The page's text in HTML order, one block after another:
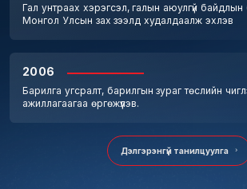
Гал унтраах хэрэгсэл, галын аюулгүй байдлын
Монгол Улсын зах зээлд худалдаалж эхлэв
2006
Барилга угсралт, барилгын зураг төслийн
ажиллагаагаа өргөжүүлэв.
Дэлгэрэнгүй танилцуулга